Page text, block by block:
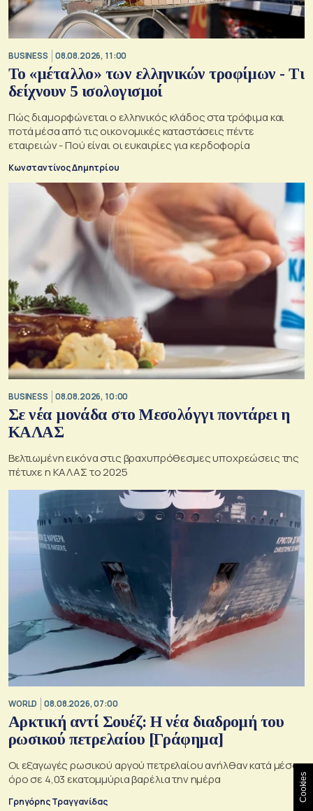
BUSINESS 08.08.2026, 11:00
Το «μέταλλο» των ελληνικών τροφίμων - Τι
δείχνουν 5 ισολογισμοί
Πώς διαμορφώνεται ο ελληνικός κλάδος στα τρόφιμα και
ποτά μέσα από τις οικονομικές καταστάσεις πέντε
εταιρειών - Πού είναι οι ευκαιρίες για κερδοφορία
Κωνσταντίνος Δημητρίου
BUSINESS 08.08.2026, 10:00
Σε νέα μονάδα στο Μεσολόγγι ποντάρει η
ΚΑΛΑΣ
Βελτιωμένη εικόνα στις βραχυπρόθεσμες υποχρεώσεις της
πέτυχε η ΚΑΛΑΣ το 2025
WORLD 08.08.2026, 07:00
Αρκτική αντί Σουέζ: Η νέα διαδρομή του
ρωσικού πετρελαίου [Γράφημα]
Οι εξαγωγές ρωσικού αργού πετρελαίου ανήλθαν κατά μέσο
όρο σε 4,03 εκατομμύρια βαρέλια την ημέρα
Γρηγόρης Τραγγανίδας Cookies